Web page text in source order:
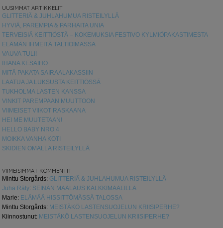
UUSIMMAT ARTIKKELIT
GLITTERIÄ & JUHLAHUMUA RISTEILYLLÄ
HYVIÄ, PAREMPIA & PARHAITA UNIA
TERVEISIÄ KEITTIÖSTÄ – KOKEMUKSIA FESTIVO KYLMIÖPAKASTIMESTA
ELÄMÄN IHMEITÄ TALTIOIMASSA
VAUVA TULI!
IHANA KESÄIHO
MITÄ PAKATA SAIRAALAKASSIIN
LAATUA JA LUKSUSTA KEITTIÖSSÄ
TUKHOLMA LASTEN KANSSA
VINKIT PAREMPAAN MUUTTOON
VIIMEISET VIIKOT RASKAANA
HEI ME MUUTETAAN!
HELLO BABY NRO 4
MOIKKA VANHA KOTI
SKIDIEN OMALLA RISTEILYLLÄ
VIIMEISIMMÄT KOMMENTIT
Minttu Storgårds: GLITTERIÄ & JUHLAHUMUA RISTEILYLLÄ
Juha Räty: SEINÄN MAALAUS KALKKIMAALILLA
Marie: ELÄMÄÄ HISSITTÖMÄSSÄ TALOSSA
Minttu Storgårds: MEISTÄKÖ LASTENSUOJELUN KRIISIPERHE?
Kiinnostunut: MEISTÄKÖ LASTENSUOJELUN KRIISIPERHE?